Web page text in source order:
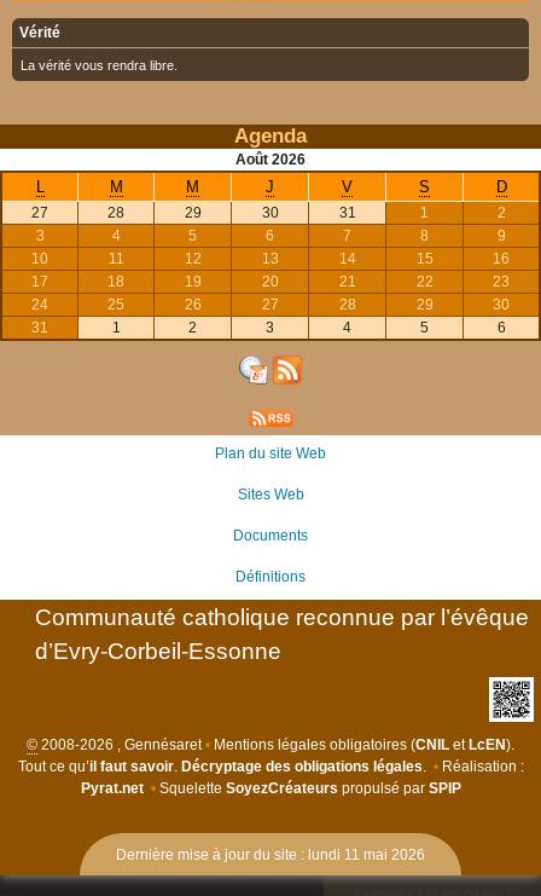
Vérité
La vérité vous rendra libre.
Agenda
Août 2026
M M J V S D
27 28 29 30 31 1
2
3
4 5 6 7 8
9
10
11 12 13 14 15
16
17
18 19 20 21 22
23
24
25 26 27 28 29
30
31
1 2 3 4 5 6
Plan du site Web
Sites Web
Documents
Définitions
Communauté catholique reconnue par l’évêque
d’Evry-Corbeil-Essonne
© 2008-2026 , Gennésaret • Mentions légales obligatoires (CNIL et LcEN).
Tout ce qu’il faut savoir. Décryptage des obligations légales. • Réalisation :
Pyrat.net •Squelette SoyezCréateurs propulsé par SPIP
Dernière mise à jour du site : lundi 11 mai 2026